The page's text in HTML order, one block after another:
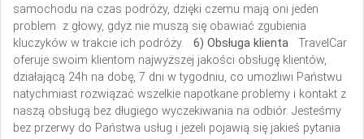
samochodu na czas podróży, dzięki czemu mają oni jeden
problem z głowy, gdyż nie muszą się obawiać zgubienia
kluczyków w trakcie ich podróży.
6) Obsługa klienta
TravelCar
oferuje swoim klientom najwyższej jakości obsługę klientów,
działającą 24h na dobę, 7 dni w tygodniu, co umożliwi Państwu
natychmiast rozwiązać wszelkie napotkane problemy i kontakt z
naszą obsługą bez długiego wyczekiwania na odbiór. Jesteśmy
bez przerwy do Państwa usług i jeżeli pojawią się jakieś pytania